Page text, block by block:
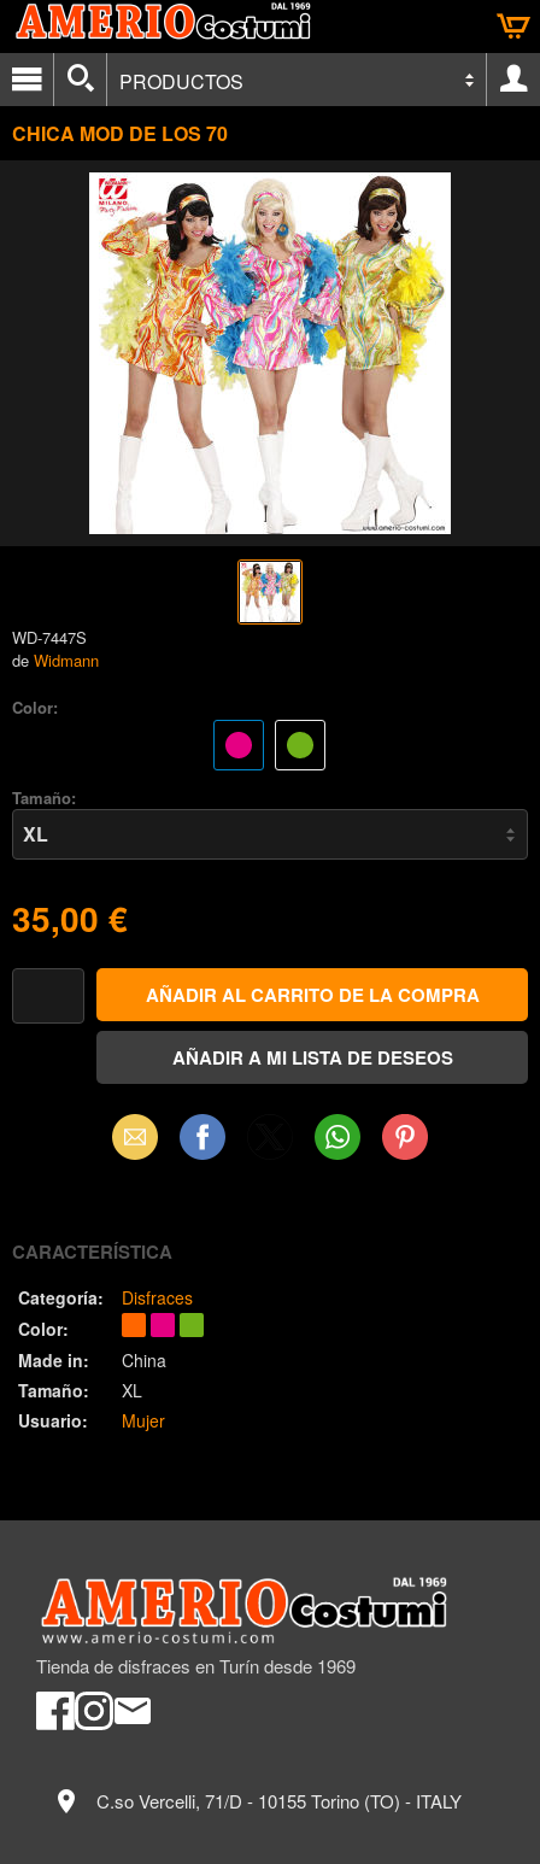
PRODUCTOS
CHICA MOD DE LOS 70
WD-7447S
de Widmann
Color:
Tamaño:
35,00 €
Email Facebook WhatsAppPinterest
CARACTERÍSTICA
Categoría:
Disfraces
Color:
Made in:
China
Tamaño:
XL
Usuario:
Mujer
Tienda de disfraces en Turín desde 1969
location_on C.so Vercelli, 71/D - 10155 Torino (TO) - ITALY